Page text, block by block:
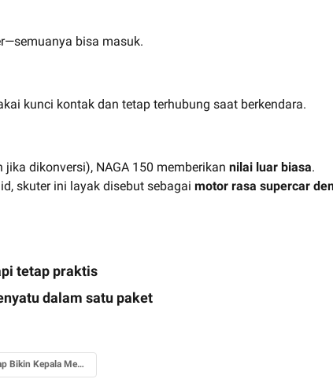
bisa masuk.
kunci kontak dan tetap terhubung saat berkendara.
jika dikonversi), NAGA 150 memberikan nilai luar biasa.
skuter ini layak disebut sebagai motor rasa supercar
tetap praktis
dalam satu paket
Siap Bikin Kepala Menoleh